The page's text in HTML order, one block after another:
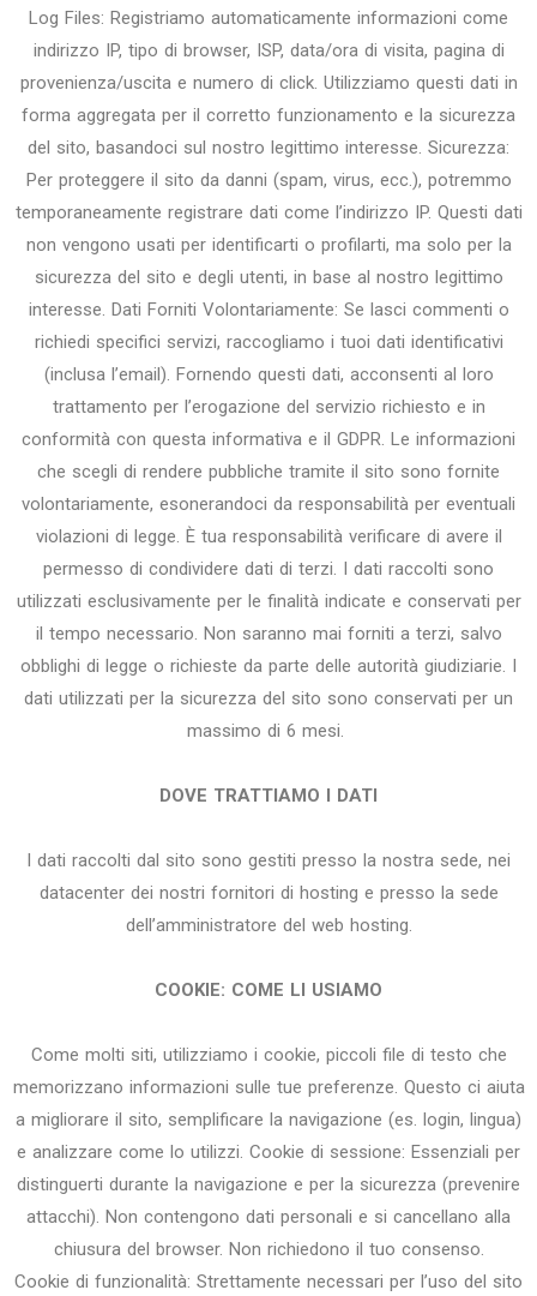
Log Files: Registriamo automaticamente informazioni come
indirizzo IP, tipo di browser, ISP, data/ora di visita, pagina di
provenienza/uscita e numero di click. Utilizziamo questi dati in
forma aggregata per il corretto funzionamento e la sicurezza
del sito, basandoci sul nostro legittimo interesse. Sicurezza:
Per proteggere il sito da danni (spam, virus, ecc.), potremmo
temporaneamente registrare dati come l’indirizzo IP. Questi dati
non vengono usati per identificarti o profilarti, ma solo per la
sicurezza del sito e degli utenti, in base al nostro legittimo
interesse. Dati Forniti Volontariamente: Se lasci commenti o
richiedi specifici servizi, raccogliamo i tuoi dati identificativi
(inclusa l’email). Fornendo questi dati, acconsenti al loro
trattamento per l’erogazione del servizio richiesto e in
conformità con questa informativa e il GDPR. Le informazioni
che scegli di rendere pubbliche tramite il sito sono fornite
volontariamente, esonerandoci da responsabilità per eventuali
violazioni di legge. È tua responsabilità verificare di avere il
permesso di condividere dati di terzi. I dati raccolti sono
utilizzati esclusivamente per le finalità indicate e conservati per
il tempo necessario. Non saranno mai forniti a terzi, salvo
obblighi di legge o richieste da parte delle autorità giudiziarie. I
dati utilizzati per la sicurezza del sito sono conservati per un
massimo di 6 mesi.
DOVE TRATTIAMO I DATI
I dati raccolti dal sito sono gestiti presso la nostra sede, nei
datacenter dei nostri fornitori di hosting e presso la sede
dell’amministratore del web hosting.
COOKIE: COME LI USIAMO
Come molti siti, utilizziamo i cookie, piccoli file di testo che
memorizzano informazioni sulle tue preferenze. Questo ci aiuta
a migliorare il sito, semplificare la navigazione (es. login, lingua)
e analizzare come lo utilizzi. Cookie di sessione: Essenziali per
distinguerti durante la navigazione e per la sicurezza (prevenire
attacchi). Non contengono dati personali e si cancellano alla
chiusura del browser. Non richiedono il tuo consenso.
Cookie di funzionalità: Strettamente necessari per l’uso del sito